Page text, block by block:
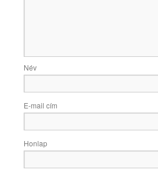
Név
E-mail cím
Honlap